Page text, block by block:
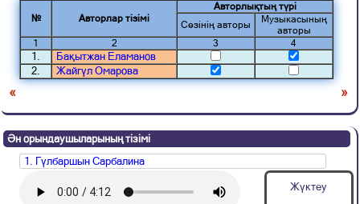
№ Авторлар тізімі
Авторлықтың түрі
Сөзінің авторы
Музыкасының
авторы
1
2 3 4
1.
Бақытжан Еламанов
2.
Жайгүл Омарова
« »
Ән орындаушыларының тізімі
1. Гүлбаршын Сарбалина
Жүктеу